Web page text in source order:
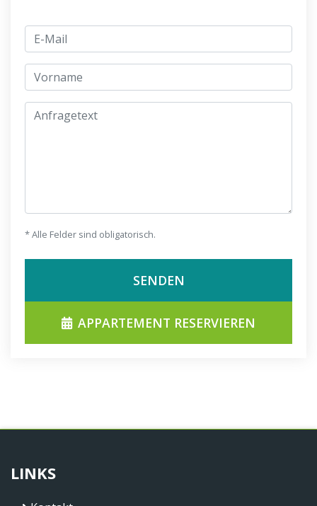
E-Mail
jmeno
Anfragetext
* Alle Felder sind obligatorisch.
SENDEN
APPARTEMENT RESERVIEREN
LINKS